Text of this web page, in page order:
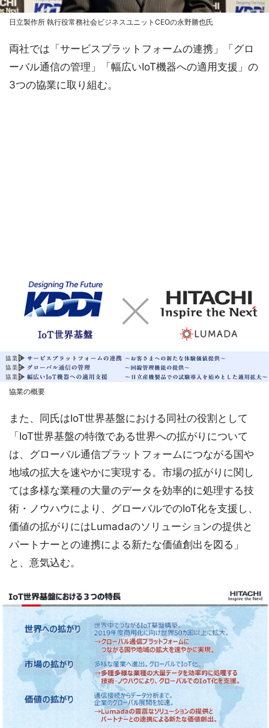
日立製作所 執行役常務社会ビジネスユニットCEOの永野勝也氏
両社では「サービスプラットフォームの連携」「グロ
ーバル通信の管理」「幅広いIoT機器への適用支援」の
3つの協業に取り組む。
協業の概要
また、同氏はIoT世界基盤における同社の役割として
「IoT世界基盤の特徴である世界への拡がりについて
は、グローバル通信プラットフォームにつながる国や
地域の拡大を速やかに実現する。市場の拡がりに関し
ては多様な業種の大量のデータを効率的に処理する技
術・ノウハウにより、グローバルでのIoT化を支援し、
価値の拡がりにはLumadaのソリューションの提供と
パートナーとの連携による新たな価値創出を図る」
と、意気込む。